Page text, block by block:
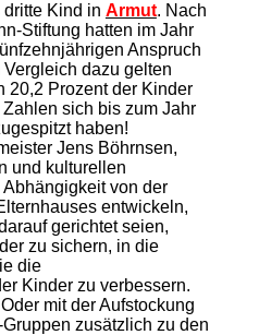
Kind in Armut. Nach
Stiftung hatten im Jahr
Anspruch
dazu gelten
20,2 Prozent der Kinder
sich bis zum Jahr
haben!
Jens Böhrnsen,
und kulturellen
von der
entwickeln,
gerichtet seien,
zu sichern, in die
die
Kinder zu verbessern.
mit der Aufstockung
zusätzlich zu den